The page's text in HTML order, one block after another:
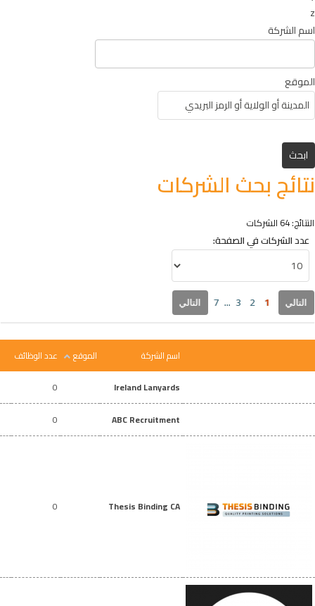
z
اسم الشركة
الموقع
نتائج بحث الشركات
النتائج: 64 الشركات
عدد الشركات في الصفحة:
التالي 1
2
3
...
7 التالي
اسم الشركة الموقع
عدد الوظائف
Ireland Lanyards
0
ABC Recruitment
0
Thesis Binding CA
0